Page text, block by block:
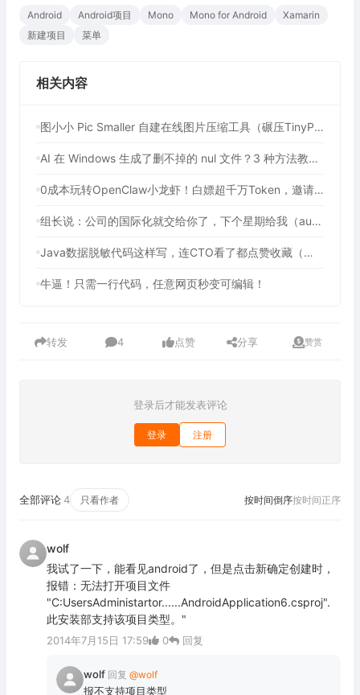
Android Android项目 Mono Mono for Android
Xamarin
新建项目
菜单
相关内容
图小小 Pic Smaller 自建在线图片压缩工具（碾压TinyPNG！90%开发者不知道的免费图像压缩利器）
AI 在 Windows 生成了删不掉的 nul 文件？3 种方法教你强制删除
0成本玩转OpenClaw小龙虾！白嫖超千万Token，邀请好友最高可享百亿Token，2年内有效（包含腾讯、七牛云等多个平台活动）
组长说：公司的国际化就交给你了，下个星期给我（auto-i18n-translation-plugins 前端全自动国际化插件）
Java数据脱敏代码这样写，连CTO看了都点赞收藏（提供3种方法解决数据脱敏问题）
牛逼！只需一行代码，任意网页秒变可编辑！
转发 4 点赞 分享 赞赏
登录后才能发表评论
登录 注册
全部评论4 只看作者 按时间倒序按时间正序
wolf
我试了一下，能看见android了，但是点击新确定创建时，
报错：无法打开项目文件
"C:UsersAdministartor......AndroidApplication6.csproj".
此安装部支持该项目类型。"
2014年7月15日 17:59 0 回复
wolf 回复 @wolf
报不支持项目类型